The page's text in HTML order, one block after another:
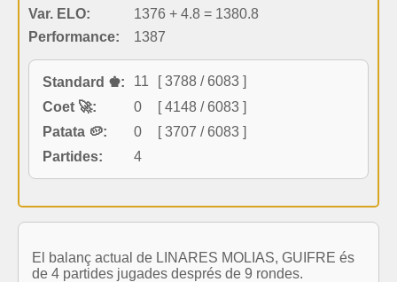
Var. ELO:
1376 + 4.8 = 1380.8
Performance:
1387
Standard ♚: 11
[ 3788 / 6083 ]
Coet 🚀:
0
[ 4148 / 6083 ]
Patata 🥔:
0
[ 3707 / 6083 ]
Partides:
4
El balanç actual de LINARES MOLIAS, GUIFRE és
de 4 partides jugades després de 9 rondes.